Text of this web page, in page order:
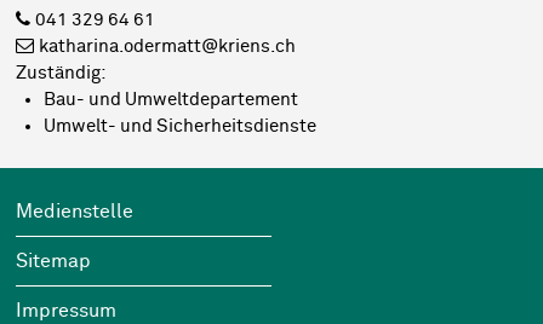
041 329 64 61
katharina.odermatt@kriens.ch
Zuständig:
Bau- und Umweltdepartement
Umwelt- und Sicherheitsdienste
Footer
Wichtige Links
Medienstelle
Sitemap
Impressum